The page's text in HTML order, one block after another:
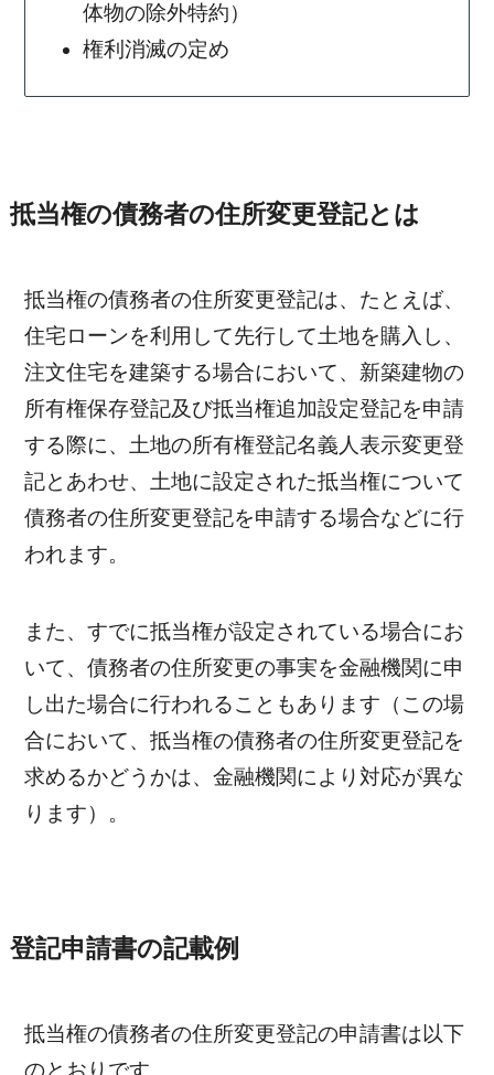
体物の除外特約）
権利消滅の定め
抵当権の債務者の住所変更登記とは
抵当権の債務者の住所変更登記は、たとえば、
住宅ローンを利用して先行して土地を購入し、
注文住宅を建築する場合において、新築建物の
所有権保存登記及び抵当権追加設定登記を申請
する際に、土地の所有権登記名義人表示変更登
記とあわせ、土地に設定された抵当権について
債務者の住所変更登記を申請する場合などに行
われます。
また、すでに抵当権が設定されている場合にお
いて、債務者の住所変更の事実を金融機関に申
し出た場合に行われることもあります（この場
合において、抵当権の債務者の住所変更登記を
求めるかどうかは、金融機関により対応が異な
ります）。
登記申請書の記載例
抵当権の債務者の住所変更登記の申請書は以下
のとおりです。